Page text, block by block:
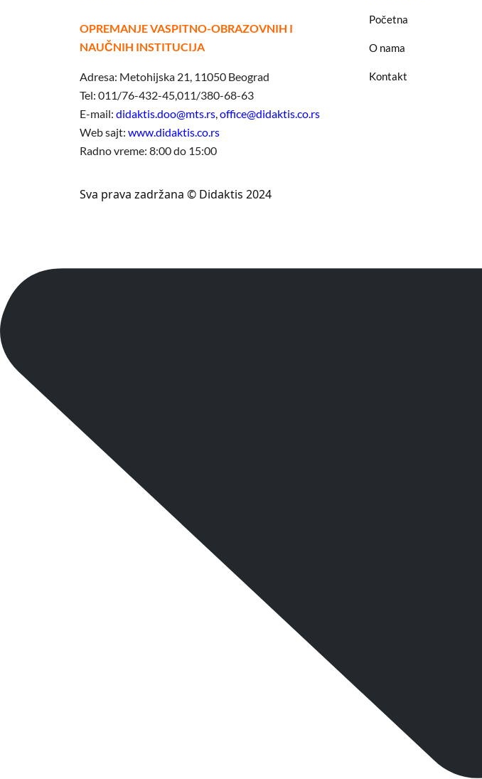
OPREMANJE VASPITNO-OBRAZOVNIH I
NAUČNIH INSTITUCIJA
Adresa: Metohijska 21, 11050 Beograd
Tel: 011/76-432-45,011/380-68-63
E-mail: didaktis.doo@mts.rs office@didaktis.co.rs
Web sajt: www.didaktis.co.rs
Radno vreme: 8:00 do 15:00
Početna
O nama
Kontakt
Sva prava zadržana © Didaktis 2024